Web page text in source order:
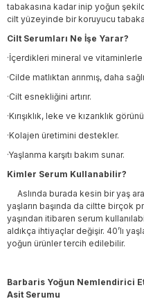
tabakasına kadar inip yoğun
cilt yüzeyinde bir koruyucu
Cilt Serumları Ne İşe Yarar?
·İçerdikleri mineral ve
·Cilde matlıktan arınmış, daha
·Cilt esnekliğini artırır.
·Kırışıklık, leke ve kızarıklık
·Kolajen üretimini destekler.
·Yaşlanma karşıtı bakım sunar.
Kimler Serum Kullanabilir?
Aslında burada kesin bir yaş
yaşların başında da ciltte birçok
yaşından itibaren serum
aldıkça ihtiyaçlar değişir. 40’lı
yoğun ürünler tercih edilebilir.
Barbaris Yoğun Nemlendirici
Asit Serumu